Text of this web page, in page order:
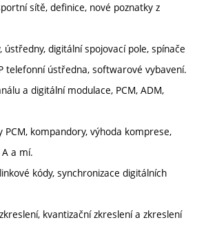
sítě, definice, nové poznatky z
ústředny, digitální spojovací pole, spínače
telefonní ústředna, softwarové vybavení.
a digitální modulace, PCM, ADM,
PCM, kompandory, výhoda komprese,
a mí.
kódy, synchronizace digitálních
kvantizační zkreslení a zkreslení